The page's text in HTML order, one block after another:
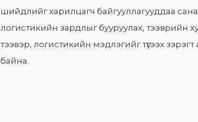
шийдлийг харилцагч байгууллагууддаа
логистикийн зардлыг бууруулах, тээврийн
тээвэр, логистикийн мэдлэгийг түгээх
байна.